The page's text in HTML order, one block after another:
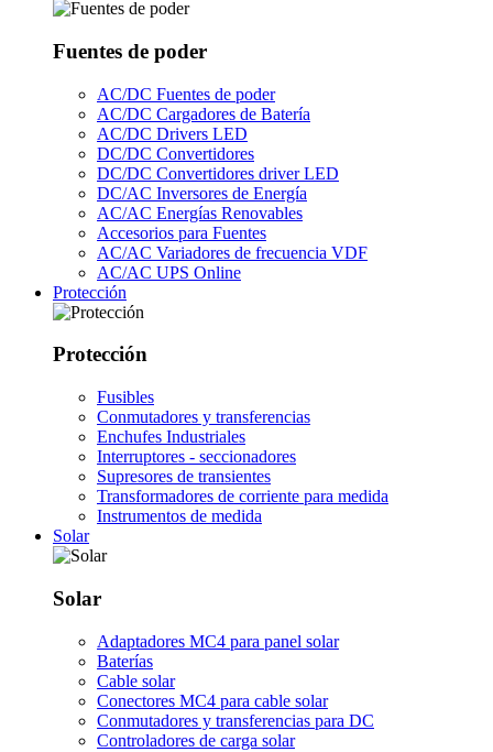
Fuentes de poder
AC/DC Fuentes de poder
AC/DC Cargadores de Batería
AC/DC Drivers LED
DC/DC Convertidores
DC/DC Convertidores driver LED
DC/AC Inversores de Energía
AC/AC Energías Renovables
Accesorios para Fuentes
AC/AC Variadores de frecuencia VDF
AC/AC UPS Online
Protección
Protección
Fusibles
Conmutadores y transferencias
Enchufes Industriales
Interruptores - seccionadores
Supresores de transientes
Transformadores de corriente para medida
Instrumentos de medida
Solar
Solar
Adaptadores MC4 para panel solar
Baterías
Cable solar
Conectores MC4 para cable solar
Conmutadores y transferencias para DC
Controladores de carga solar